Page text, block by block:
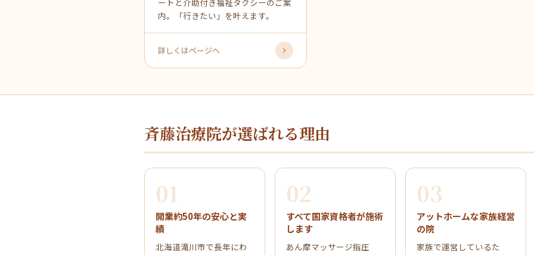
ートと介助付き福祉タクシーのご案
内。「行きたい」を叶えます。
詳しくはページへ
斉藤治療院が選ばれる理由
01
開業約50年の安心と実
績
北海道滝川市で長年にわ
02
すべて国家資格者が施術
します
あん摩マッサージ指圧
03
アットホームな家族経営
の院
家族で運営しているた